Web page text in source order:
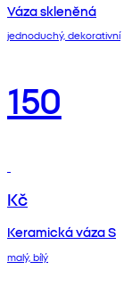
Váza skleněná
jednoduchý, dekorativní
150
Kč
Keramická váza S
malý, bílý